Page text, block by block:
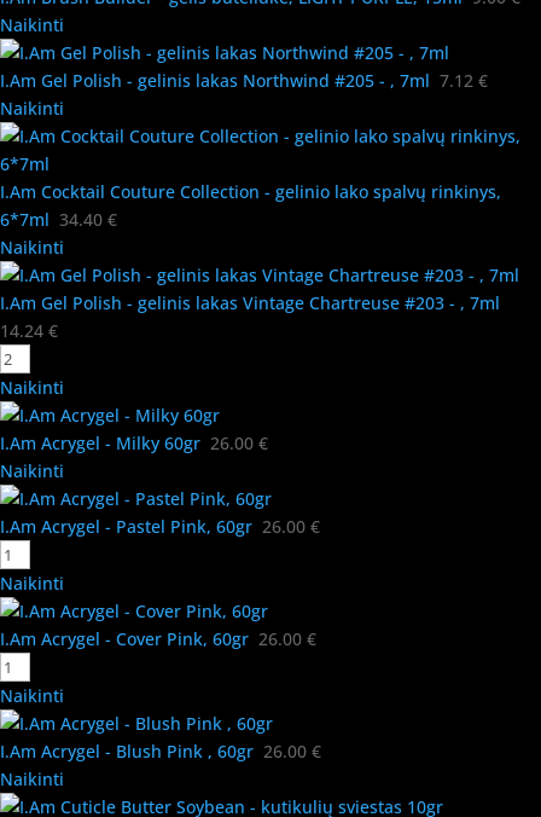
Naikinti
I.Am Gel Polish - gelinis lakas Northwind #205 - , 7ml 7.12 €
Naikinti
I.Am Cocktail Couture Collection - gelinio lako spalvų rinkinys,
6*7ml 34.40 €
Naikinti
I.Am Gel Polish - gelinis lakas Vintage Chartreuse #203 - , 7ml
14.24 €
Naikinti
I.Am Acrygel - Milky 60gr 26.00 €
Naikinti
I.Am Acrygel - Pastel Pink, 60gr 26.00 €
Naikinti
I.Am Acrygel - Cover Pink, 60gr 26.00 €
Naikinti
I.Am Acrygel - Blush Pink , 60gr 26.00 €
Naikinti